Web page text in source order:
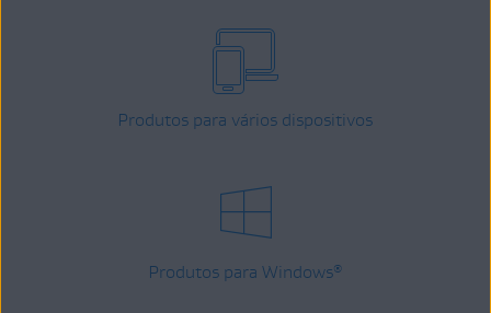
Produtos para vários dispositivos
Produtos para Windows®